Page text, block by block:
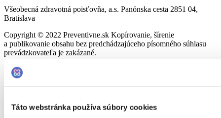
Táto webstránka používa súbory cookies
Všeobecná zdravotná poisťovňa, a.s. Panónska cesta 2851 04,
Bratislava
Copyright © 2022 Preventivne.sk Kopírovanie, šírenie
a publikovanie obsahu bez predchádzajúceho písomného súhlasu
prevádzkovateľa je zakázané.
Nastavenia cookies